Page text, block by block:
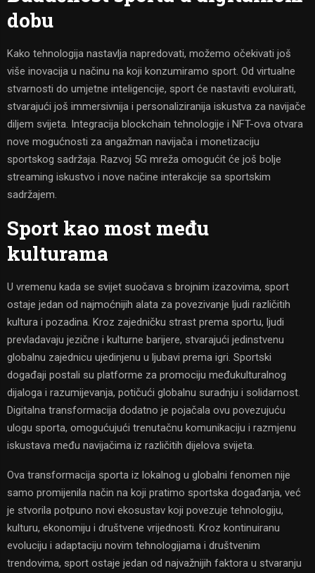
dobu
Kako tehnologija nastavlja napredovati, možemo očekivati još
više inovacija u načinu na koji konzumiramo sport. Od virtualne
stvarnosti do umjetne inteligencije, sport će nastaviti evoluirati,
stvarajući još immersivnija i personaliziranija iskustva za navijače
diljem svijeta. Integracija blockchain tehnologije i NFT-ova otvara
nove mogućnosti za angažman navijača i monetizaciju
sportskog sadržaja. Razvoj 5G mreža omogućit će još bolje
streaming iskustvo i nove načine interakcije sa sportskim
sadržajem.
Sport kao most među
kulturama
U vremenu kada se svijet suočava s brojnim izazovima, sport
ostaje jedan od najmoćnijih alata za povezivanje ljudi različitih
kultura i pozadina. Kroz zajedničku strast prema sportu, ljudi
prevladavaju jezične i kulturne barijere, stvarajući jedinstvenu
globalnu zajednicu ujedinjenu u ljubavi prema igri. Sportski
događaji postali su platforme za promociju međukulturalnog
dijaloga i razumijevanja, potičući globalnu suradnju i solidarnost.
Digitalna transformacija dodatno je pojačala ovu povezujuću
ulogu sporta, omogućujući trenutačnu komunikaciju i razmjenu
iskustava među navijačima iz različitih dijelova svijeta.
Ova transformacija sporta iz lokalnog u globalni fenomen nije
samo promijenila način na koji pratimo sportska događanja, već
je stvorila potpuno novi ekosustav koji povezuje tehnologiju,
kulturu, ekonomiju i društvene vrijednosti. Kroz kontinuiranu
evoluciju i adaptaciju novim tehnologijama i društvenim
trendovima, sport ostaje jedan od najvažnijih faktora u stvaranju